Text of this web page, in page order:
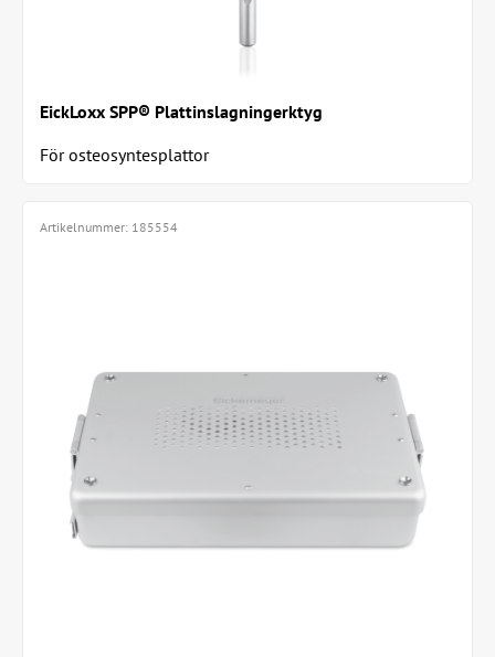
EickLoxx SPP® Plattinslagningerktyg
För osteosyntesplattor
Artikelnummer: 185554